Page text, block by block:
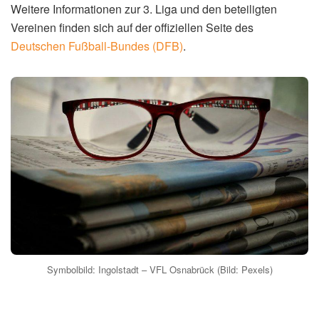
Weitere Informationen zur 3. Liga und den beteiligten
Vereinen finden sich auf der offiziellen Seite des
Deutschen Fußball-Bundes (DFB).
Symbolbild: Ingolstadt – VFL Osnabrück (Bild: Pexels)